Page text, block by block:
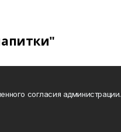
согласия администрации.